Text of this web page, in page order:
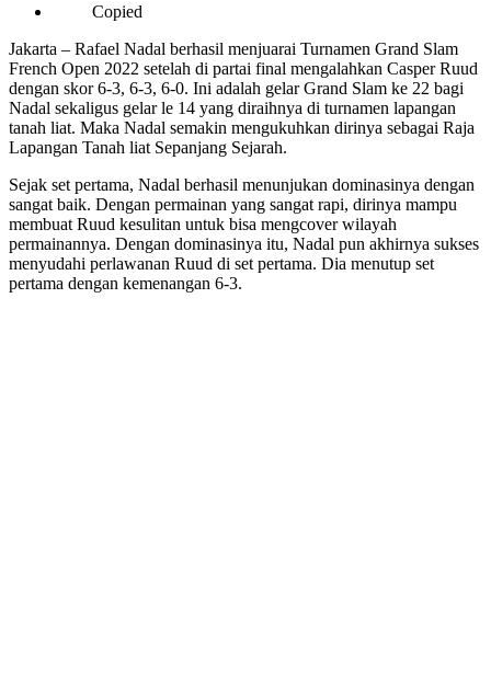
Copied
Jakarta – Rafael Nadal berhasil menjuarai Turnamen Grand Slam
French Open 2022 setelah di partai final mengalahkan Casper Ruud
dengan skor 6-3, 6-3, 6-0. Ini adalah gelar Grand Slam ke 22 bagi
Nadal sekaligus gelar le 14 yang diraihnya di turnamen lapangan
tanah liat. Maka Nadal semakin mengukuhkan dirinya sebagai Raja
Lapangan Tanah liat Sepanjang Sejarah.
Sejak set pertama, Nadal berhasil menunjukan dominasinya dengan
sangat baik. Dengan permainan yang sangat rapi, dirinya mampu
membuat Ruud kesulitan untuk bisa mengcover wilayah
permainannya. Dengan dominasinya itu, Nadal pun akhirnya sukses
menyudahi perlawanan Ruud di set pertama. Dia menutup set
pertama dengan kemenangan 6-3.